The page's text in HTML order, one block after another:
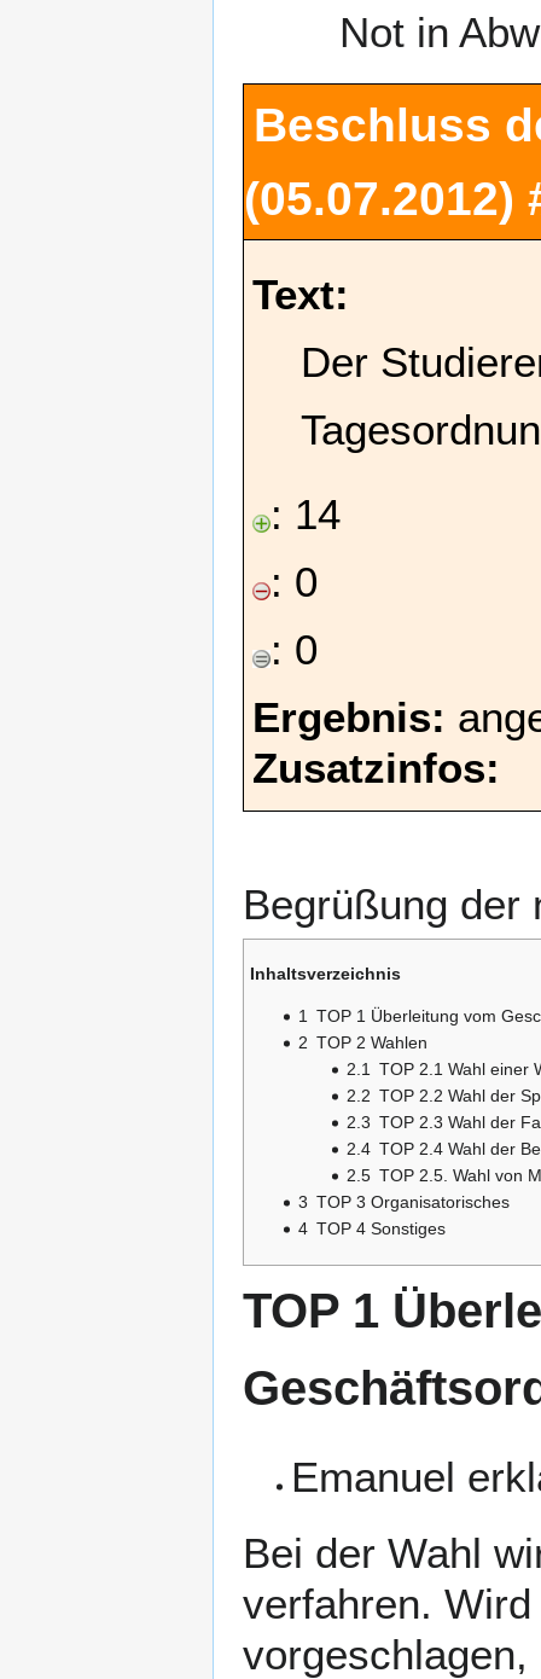
Not in
Beschluss
Text:
Der
: 14
: 0
: 0
Ergebnis:
Zusatzinfos:
Begrüßung der
Inhaltsverzeichnis
1
TOP 1 Überleitung vom
2 TOP 2 Wahlen
2.1
TOP 2.1 Wahl einer
2.2 TOP 2.2 Wahl der
2.3 TOP 2.3 Wahl der
2.4 TOP 2.4 Wahl der
2.5 TOP 2.5. Wahl von
3 TOP 3 Organisatorisches
4 TOP 4 Sonstiges
TOP 1
Emanuel
Bei der Wahl
verfahren.